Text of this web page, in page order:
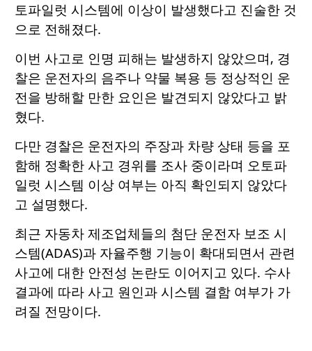
토파일럿 시스템에 이상이 발생했다고 진술한 것
으로 전해졌다.
이번 사고로 인명 피해는 발생하지 않았으며, 경
찰은 운전자의 음주나 약물 복용 등 정상적인 운
전을 방해할 만한 요인은 발견되지 않았다고 밝
혔다.
다만 경찰은 운전자의 주장과 차량 상태 등을 포
함해 정확한 사고 경위를 조사 중이라며 오토파
일럿 시스템 이상 여부는 아직 확인되지 않았다
고 설명했다.
최근 자동차 제조업체들의 첨단 운전자 보조 시
스템(ADAS)과 자율주행 기능이 확대되면서 관련
사고에 대한 안전성 논란도 이어지고 있다. 수사
결과에 따라 사고 원인과 시스템 결함 여부가 가
려질 전망이다.